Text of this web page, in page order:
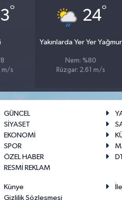
°
m/s
24°
Yakınlarda Yer Yer Yağmur
Nem: %80
Rüzgar: 2.61 m/s
GÜNCEL
SİYASET
EKONOMİ
SPOR
ÖZEL HABER
RESMİ REKLAM
Künye
Gizlilik Sözleşmesi